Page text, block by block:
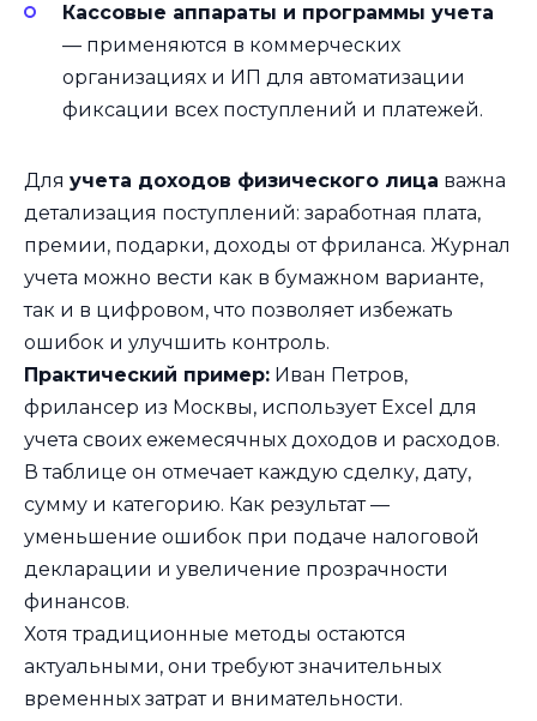
Кассовые аппараты и программы учета
— применяются в коммерческих
организациях и ИП для автоматизации
фиксации всех поступлений и платежей.
Для учета доходов физического лица важна
детализация поступлений: заработная плата,
премии, подарки, доходы от фриланса. Журнал
учета можно вести как в бумажном варианте,
так и в цифровом, что позволяет избежать
ошибок и улучшить контроль.
Практический пример: Иван Петров,
фрилансер из Москвы, использует Excel для
учета своих ежемесячных доходов и расходов.
В таблице он отмечает каждую сделку, дату,
сумму и категорию. Как результат —
уменьшение ошибок при подаче налоговой
декларации и увеличение прозрачности
финансов.
Хотя традиционные методы остаются
актуальными, они требуют значительных
временных затрат и внимательности.